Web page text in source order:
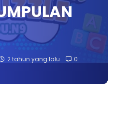
2 tahun yang lalu 0